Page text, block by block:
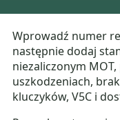
Wprowadź numer
następnie dodaj
niezaliczonym
uszkodzeniach,
kluczyków, V5C i